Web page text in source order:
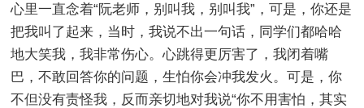
心里一直念着“阮老师，别叫我，别叫我”，可是，你还是
把我叫了起来，当时，我说不出一句话，同学们都哈哈
地大笑我，我非常伤心。心跳得更厉害了，我闭着嘴
巴，不敢回答你的问题，生怕你会冲我发火。可是，你
不但没有责怪我，反而亲切地对我说“你不用害怕，其实